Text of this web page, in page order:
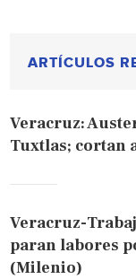
ARTÍCULOS
Veracruz:
Tuxtlas; cortan
Veracruz-
paran labores
(Milenio)